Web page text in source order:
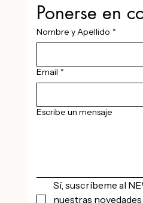
Ponerse en
Nombre y Apellido *
Email *
Escribe un mensaje
Sí, suscríbeme al
nuestras